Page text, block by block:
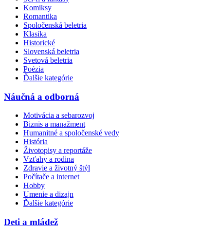
Komiksy
Romantika
Spoločenská beletria
Klasika
Historické
Slovenská beletria
Svetová beletria
Poézia
Ďalšie kategórie
Náučná a odborná
Motivácia a sebarozvoj
Biznis a manažment
Humanitné a spoločenské vedy
História
Životopisy a reportáže
Vzťahy a rodina
Zdravie a životný štýl
Počítače a internet
Hobby
Umenie a dizajn
Ďalšie kategórie
Deti a mládež